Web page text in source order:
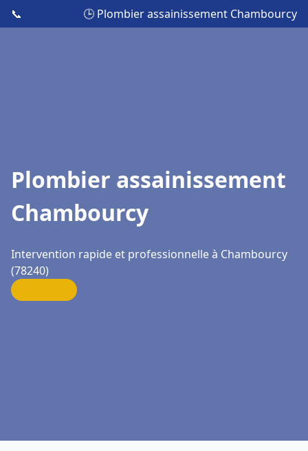
📞 🕒 Plombier assainissement Chambourcy
Plombier assainissement
Chambourcy
Intervention rapide et professionnelle à Chambourcy
(78240)